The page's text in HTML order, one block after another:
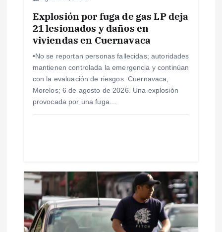
s
Explosión por fuga de gas LP deja
21 lesionados y daños en
viviendas en Cuernavaca
•No se reportan personas fallecidas; autoridades
mantienen controlada la emergencia y continúan
con la evaluación de riesgos. Cuernavaca,
Morelos; 6 de agosto de 2026. Una explosión
provocada por una fuga…